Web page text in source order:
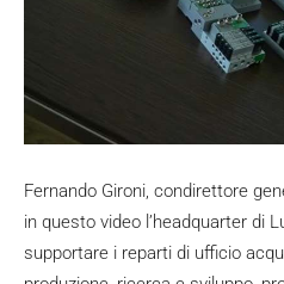
Fernando Gironi, condirettore
in questo video l’headquarter di
supportare i reparti di ufficio